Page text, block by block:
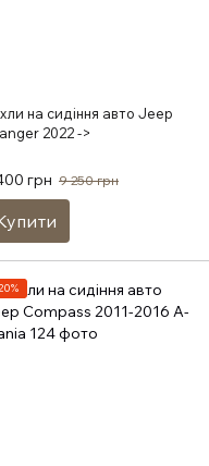
на сидіння авто Jeep
2022 ->
грн 9 250 грн